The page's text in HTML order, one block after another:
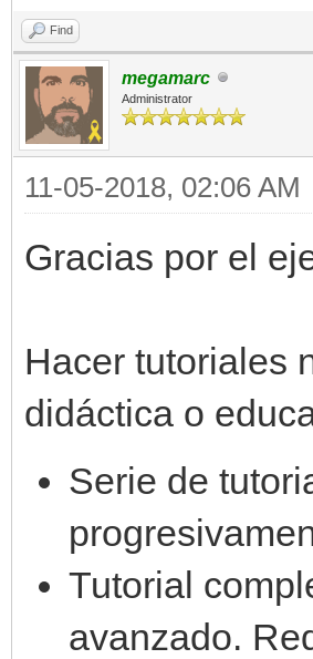
mover_fondo =
#bucle
while
#mover
elif
Find
megamarc
Administrator
11-05-2018, 02:06 AM
Gracias por el
Hacer tutoriales
didáctica o
Serie de
Tutorial
avanzado.